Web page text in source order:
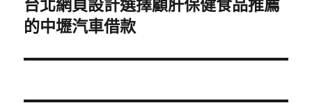
下
一
文
台北網頁設計選擇顧肝保健食品推薦
的中壢汽車借款